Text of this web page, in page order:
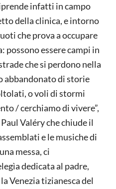
infatti in campo
della clinica, e intorno
che prova a occupare
possono essere campi in
che si perdono nella
abbandonato di storie
o voli di stormi
/ cerchiamo di vivere”,
Valéry che chiude il
e le musiche di
messa, ci
dedicata al padre,
Venezia tizianesca del